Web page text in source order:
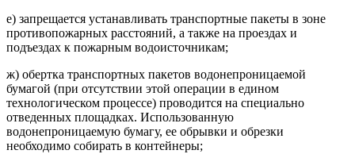
е) запрещается устанавливать транспортные пакеты в зоне
противопожарных расстояний, а также на проездах и
подъездах к пожарным водоисточникам;
ж) обертка транспортных пакетов водонепроницаемой
бумагой (при отсутствии этой операции в едином
технологическом процессе) проводится на специально
отведенных площадках. Использованную
водонепроницаемую бумагу, ее обрывки и обрезки
необходимо собирать в контейнеры;